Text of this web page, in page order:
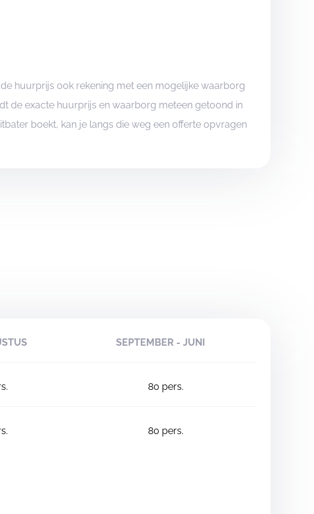
huurprijs ook rekening met een mogelijke waarborg
de exacte huurprijs en waarborg meteen getoond in
boekt, kan je langs die weg een offerte opvragen
SEPTEMBER - JUNI
80 pers.
80 pers.